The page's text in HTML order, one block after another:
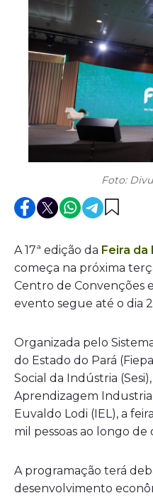
Foto:
A 17ª edição da Feira da
começa na próxima
Centro de Convenções
evento segue até o dia
Organizada pelo
do Estado do Pará
Social da Indústria
Aprendizagem
Euvaldo Lodi (IEL), a
mil pessoas ao longo de
A programação terá
desenvolvimento